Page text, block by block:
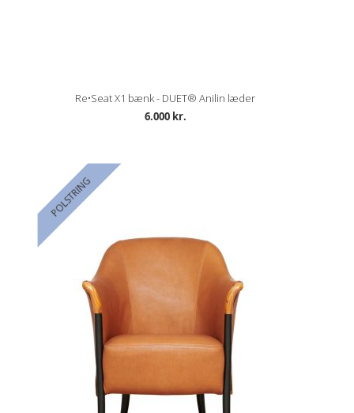
Re•Seat X1 bænk - DUET® Anilin læder
6.000 kr.
POLSTRING